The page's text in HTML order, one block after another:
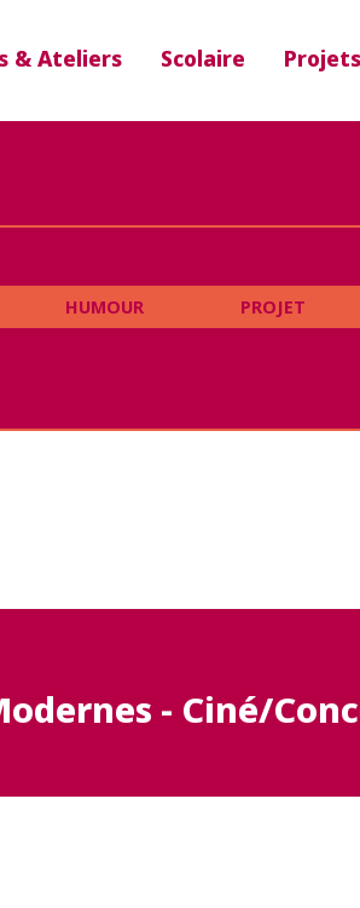
& Ateliers Scolaire Projets
HUMOUR PROJET
- Ciné/